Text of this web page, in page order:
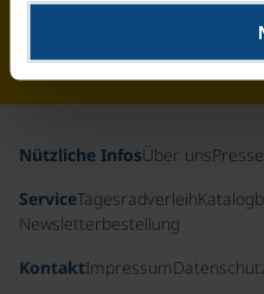
Nützliche InfosÜber unsPresse
ServiceTagesradverleih
Newsletterbestellung
KontaktImpressum